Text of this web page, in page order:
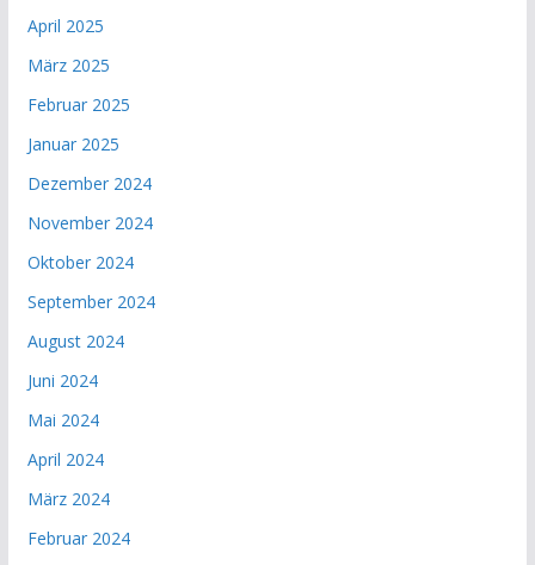
April 2025
März 2025
Februar 2025
Januar 2025
Dezember 2024
November 2024
Oktober 2024
September 2024
August 2024
Juni 2024
Mai 2024
April 2024
März 2024
Februar 2024